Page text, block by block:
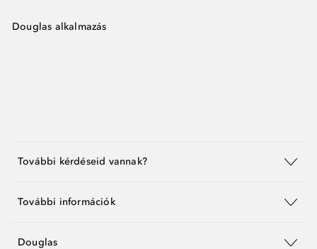
Douglas alkalmazás
További kérdéseid vannak?
További információk
Douglas